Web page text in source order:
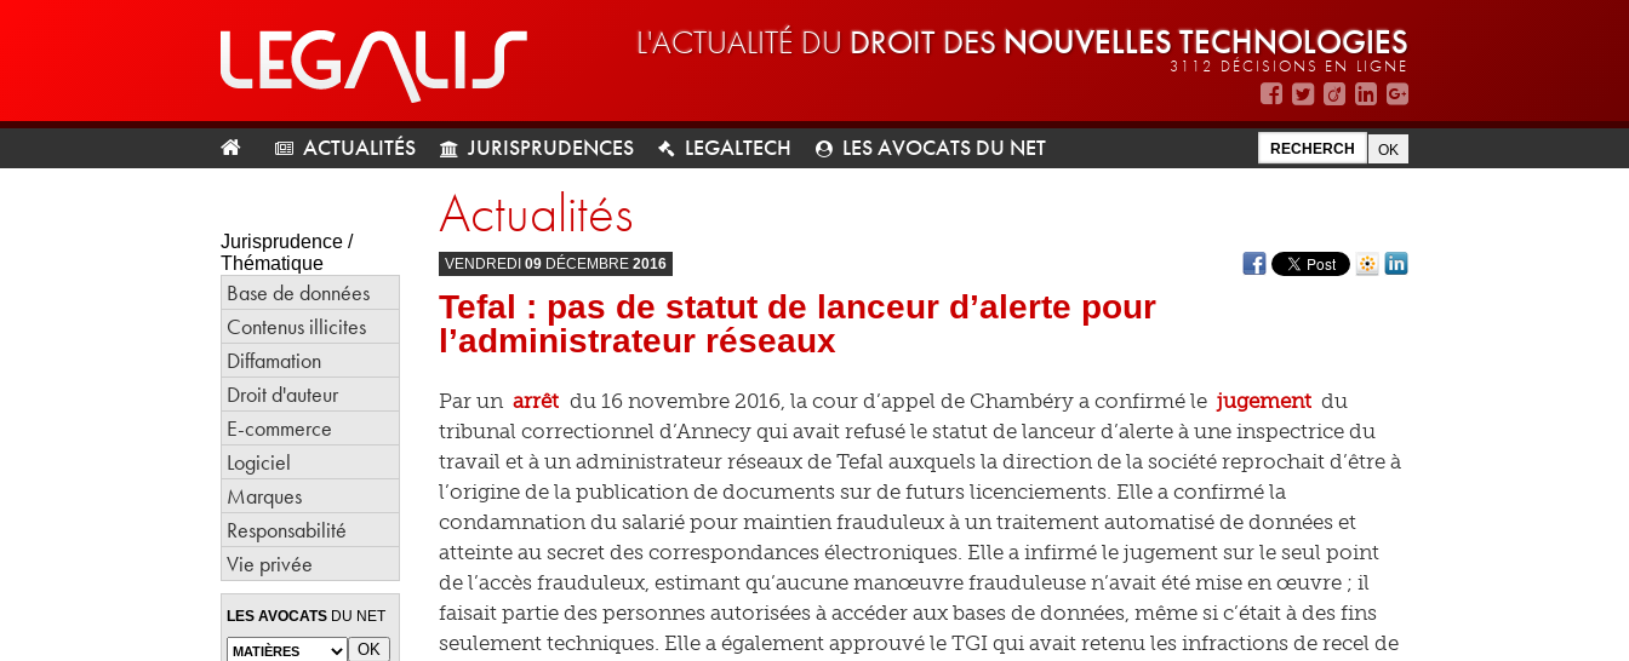
L'ACTUALITÉ DU DROIT DES NOUVELLES TECHNOLOGIES
3112 DÉCISIONS EN LIGNE
ACTUALITÉS JURISPRUDENCES LEGALTECH LES AVOCATS DU NET
Jurisprudence /
Thématique
Base de données
Contenus illicites
Diffamation
Droit d'auteur
E-commerce
Logiciel
Marques
Responsabilité
Vie privée
LES AVOCATS DU NET
Actualités
VENDREDI 09 DÉCEMBRE 2016
Tefal : pas de statut de lanceur d’alerte pour
l’administrateur réseaux
Par un arrêt du 16 novembre 2016, la cour d’appel de Chambéry a confirmé le jugement du
tribunal correctionnel d’Annecy qui avait refusé le statut de lanceur d’alerte à une inspectrice du
travail et à un administrateur réseaux de Tefal auxquels la direction de la société reprochait d’être à
l’origine de la publication de documents sur de futurs licenciements. Elle a confirmé la
condamnation du salarié pour maintien frauduleux à un traitement automatisé de données et
atteinte au secret des correspondances électroniques. Elle a infirmé le jugement sur le seul point
de l’accès frauduleux, estimant qu’aucune manœuvre frauduleuse n’avait été mise en œuvre ; il
faisait partie des personnes autorisées à accéder aux bases de données, même si c’était à des fins
seulement techniques. Elle a également approuvé le TGI qui avait retenu les infractions de recel de